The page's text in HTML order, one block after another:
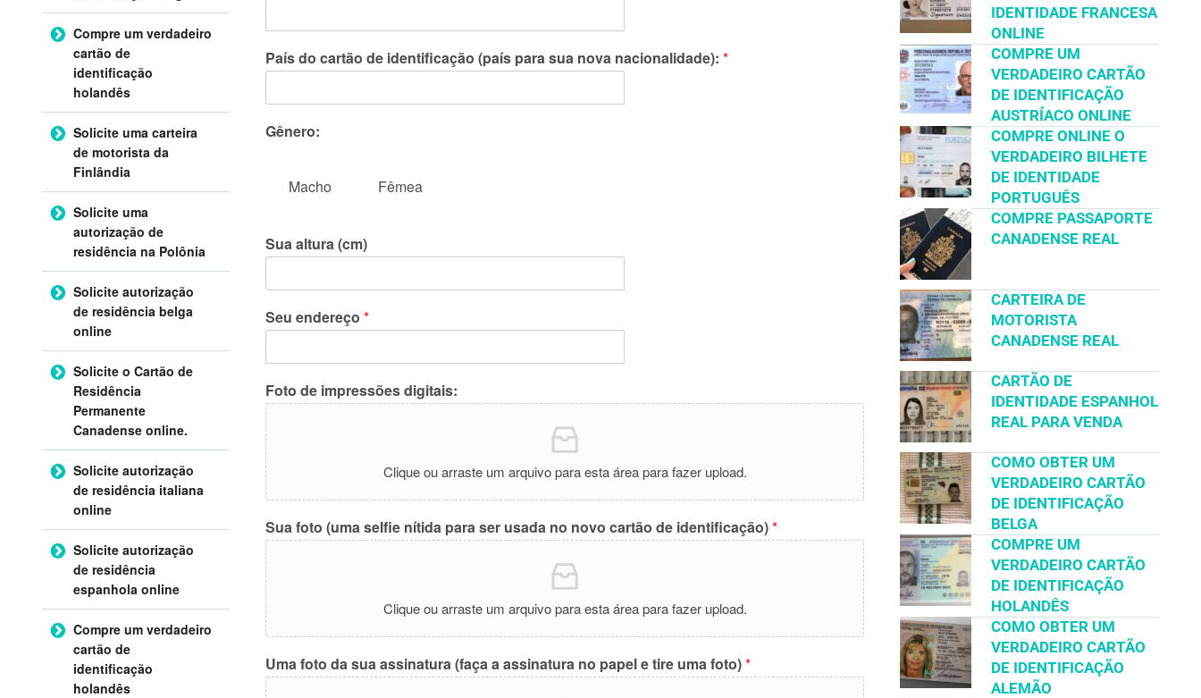
País do cartão de identificação (país para sua nova nacionalidade): *
Gênero:
Macho Fêmea
Sua altura (cm)
Seu endereço *
Foto de impressões digitais:
Clique ou arraste um arquivo para esta área para fazer upload.
Sua foto (uma selfie nítida para ser usada no novo cartão de identificação)*
Clique ou arraste um arquivo para esta área para fazer upload.
Uma foto da sua assinatura (faça a assinatura no papel e tire uma foto)*
Compre um verdadeiro
cartão de
identificação
holandês
Solicite uma carteira
de motorista da
Finlândia
Solicite uma
autorização de
residência na Polônia
Solicite autorização
de residência belga
online
Solicite o Cartão de
Residência
Permanente
Canadense online.
Solicite autorização
de residência italiana
online
Solicite autorização
de residência
espanhola online
Compre um verdadeiro
cartão de
identificação
holandês
IDENTIDADE FRANCESA
ONLINE
COMPRE UM
VERDADEIRO CARTÃO
DE IDENTIFICAÇÃO
AUSTRÍACO ONLINE
COMPRE ONLINE O
VERDADEIRO BILHETE
DE IDENTIDADE
PORTUGUÊS
COMPRE PASSAPORTE
CANADENSE REAL
CARTEIRA DE
MOTORISTA
CANADENSE REAL
CARTÃO DE
IDENTIDADE ESPANHOL
REAL PARA VENDA
COMO OBTER UM
VERDADEIRO CARTÃO
DE IDENTIFICAÇÃO
BELGA
COMPRE UM
VERDADEIRO CARTÃO
DE IDENTIFICAÇÃO
HOLANDÊS
COMO OBTER UM
VERDADEIRO CARTÃO
DE IDENTIFICAÇÃO
ALEMÃO